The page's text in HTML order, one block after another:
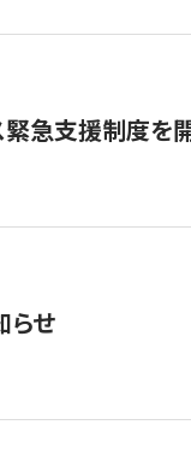
急支援制度を
らせ